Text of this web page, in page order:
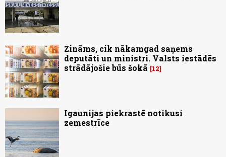
Zināms, cik nākamgad saņems
deputāti un ministri. Valsts iestādēs
strādājošie būs šokā
12
Igaunijas piekrastē notikusi
zemestrīce